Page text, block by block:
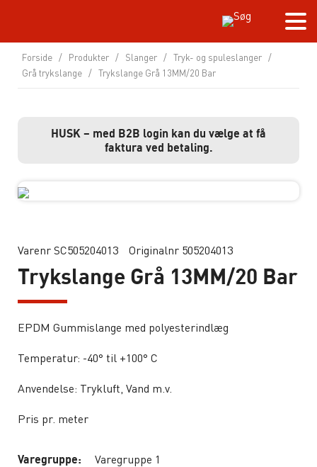
Forside / Produkter / Slanger / Tryk- og spuleslanger /
Grå trykslange / Trykslange Grå 13MM/20 Bar
HUSK – med B2B login kan du vælge at få
faktura ved betaling.
Varenr SC505204013 Originalnr 505204013
Trykslange Grå 13MM/20 Bar
EPDM Gummislange med polyesterindlæg
Temperatur: -40° til +100° C
Anvendelse: Trykluft, Vand m.v.
Pris pr. meter
Varegruppe: Varegruppe 1